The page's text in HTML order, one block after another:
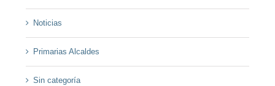
Noticias
Primarias Alcaldes
Sin categoría